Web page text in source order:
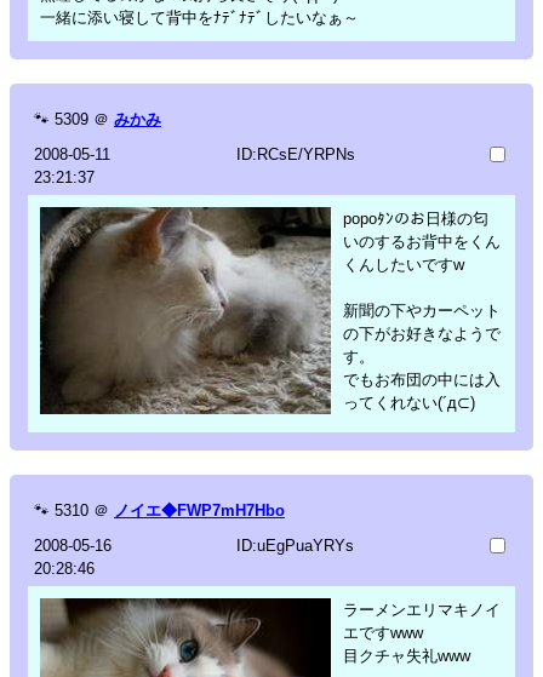
一緒に添い寝して背中をﾅﾃﾞﾅﾃﾞしたいなぁ～
🐾 5309 ＠ みかみ
2008-05-11
23:21:37
ID:RCsE/YRPNs
popoﾀﾝのお日様の匂
いのするお背中をくん
くんしたいですw
新聞の下やカーペット
の下がお好きなようで
す。
でもお布団の中には入
ってくれない(´д⊂)
🐾 5310 ＠ ノイエ◆FWP7mH7Hbo
2008-05-16
20:28:46
ID:uEgPuaYRYs
ラーメンエリマキノイ
エですwww
目クチャ失礼www